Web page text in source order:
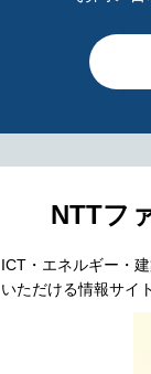
NTTフ
ICT・エネルギー・
いただける情報サイ